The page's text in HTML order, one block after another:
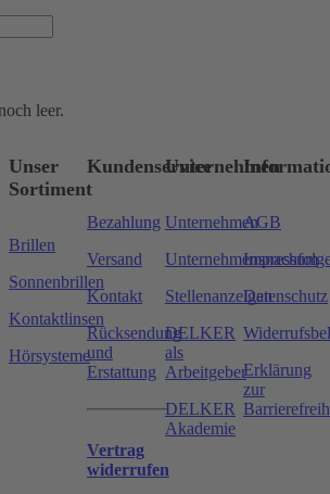
leer.
Unser
Sortiment
Brillen
Sonnenbrillen
Kontaktlinsen
Hörsysteme
Kundenservice
Bezahlung
Versand
Kontakt
Rücksendung
und
Erstattung
Vertrag
widerrufen
Unternehmen
Unternehmen
Stellenanzeigen
DELKER
als
Arbeitgeber
DELKER
Akademie
AGB
Impressum
Datenschutz
Erklärung
zur